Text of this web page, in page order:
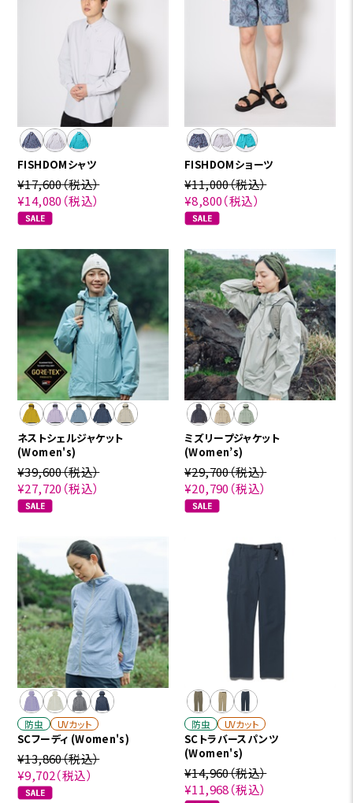
FISHDOMシャツ
¥17,600（税込）
¥14,080 （税込）
FISHDOMショーツ
¥11,000（税込）
¥8,800（税込）
ネストシェルジャケット
(Women's)
¥39,600（税込）
¥27,720 （税込）
ミズリープジャケット
(Women’s)
¥29,700（税込）
¥20,790 （税込）
防虫 UVカット
SCフーディ (Women's)
¥13,860（税込）
¥9,702（税込）
防虫 UVカット
SCトラバースパンツ
(Women's)
¥14,960（税込）
¥11,968（税込）